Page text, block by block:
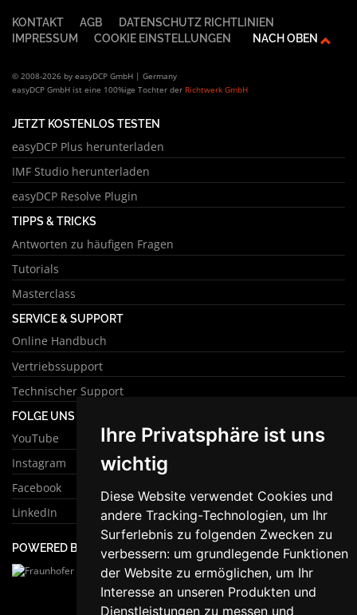
Ihre Privatsphäre ist uns
wichtig
Diese Website verwendet Cookies und
andere Tracking-Technologien, um Ihr
Surferlebnis zu folgenden Zwecken zu
verbessern: um grundlegende Funktionen
der Website zu ermöglichen, um Ihr
Interesse an unseren Produkten und
Dienstleistungen zu messen und
KONTAKT AGB
DATENSCHUTZ RICHTLINIEN
IMPRESSUM
COOKIE EINSTELLUNGEN NACH OBEN
© 2008-2026 by easyDCP GmbH | Germany
easyDCP GmbH ist eine 100%ige Tochter der Richtwerk GmbH
JETZT KOSTENLOS TESTEN
easyDCP Plus herunterladen
IMF Studio herunterladen
easyDCP Resolve Plugin
TIPPS & TRICKS
Antworten zu häufigen Fragen
Tutorials
Masterclass
SERVICE & SUPPORT
Online Handbuch
Vertriebssupport
Technischer Support
FOLGE UNS
YouTube
Instagram
Facebook
LinkedIn
POWERED BY